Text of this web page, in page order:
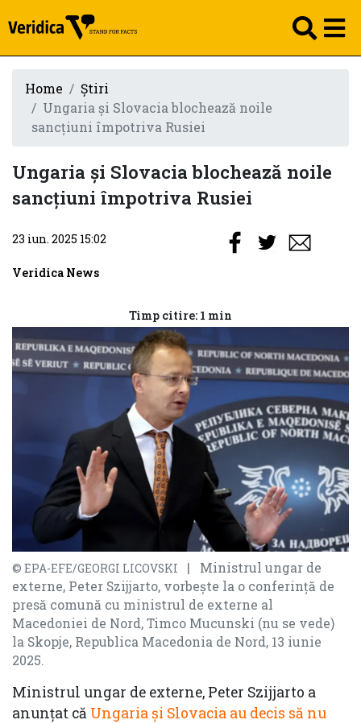
Home
Știri
Ungaria și Slovacia blochează noile
sancțiuni împotriva Rusiei
Ungaria și Slovacia blochează noile
sancțiuni împotriva Rusiei
© EPA-EFE/GEORGI LICOVSKI
| Ministrul ungar de
externe, Peter Szijjarto, vorbește la o conferință de
presă comună cu ministrul de externe al
Macedoniei de Nord, Timco Mucunski (nu se vede)
la Skopje, Republica Macedonia de Nord, 13 iunie
2025.
Ministrul ungar de externe, Peter Szijjarto a
anunțat că Ungaria și Slovacia au decis să nu
23 iun. 2025 15:02
Veridica News
Timp citire: 1 min